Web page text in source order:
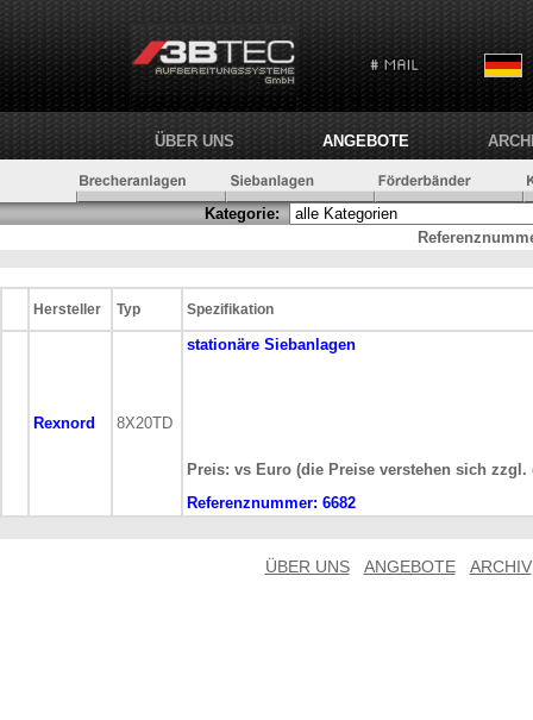
ÜBER UNS ANGEBOTE
Kategorie:
Hersteller Typ Spezifikation
Rexnord 8X20TD
stationäre Siebanlagen
Preis: vs Euro (die Preise verstehen sich
Referenznummer: 6682
ÜBER UNS ANGEBOTE ARCHIV